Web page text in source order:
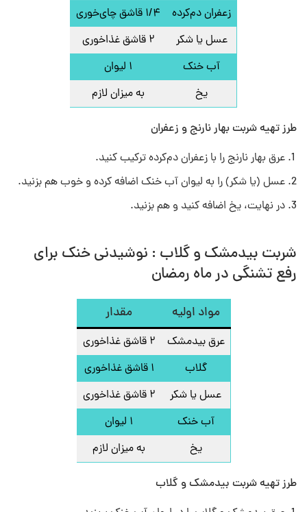
زعفران دم‌کرده
۱/۴ قاشق چای‌خوری
عسل یا شکر
۲ قاشق غذاخوری
آب خنک
۱ لیوان
یخ
به میزان لازم
طرز تهیه شربت بهار نارنج و زعفران
عرق بهار نارنج را با زعفران دم‌کرده ترکیب کنید.
عسل (یا شکر) را به لیوان آب خنک اضافه کرده و خوب هم بزنید.
در نهایت، یخ اضافه کنید و هم بزنید.
شربت بیدمشک و گلاب : نوشیدنی خنک برای
رفع تشنگی در ماه رمضان
مواد اولیه مقدار
عرق بیدمشک
۲ قاشق غذاخوری
گلاب
۱ قاشق غذاخوری
عسل یا شکر
۲ قاشق غذاخوری
آب خنک
۱ لیوان
یخ
به میزان لازم
طرز تهیه شربت بیدمشک و گلاب